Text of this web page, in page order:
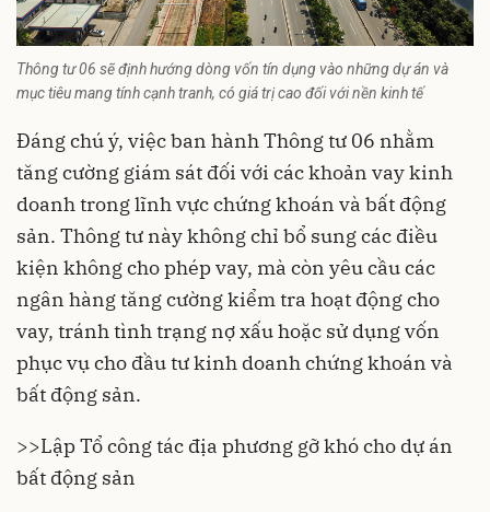
Thông tư 06 sẽ định hướng dòng vốn tín dụng vào những dự án và
mục tiêu mang tính cạnh tranh, có giá trị cao đối với nền kinh tế
Đáng chú ý, việc ban hành Thông tư 06 nhằm
tăng cường giám sát đối với các khoản vay kinh
doanh trong lĩnh vực chứng khoán và bất động
sản. Thông tư này không chỉ bổ sung các điều
kiện không cho phép vay, mà còn yêu cầu các
ngân hàng tăng cường kiểm tra hoạt động cho
vay, tránh tình trạng nợ xấu hoặc sử dụng vốn
phục vụ cho đầu tư kinh doanh chứng khoán và
bất động sản.
>>Lập Tổ công tác địa phương gỡ khó cho dự án
bất động sản